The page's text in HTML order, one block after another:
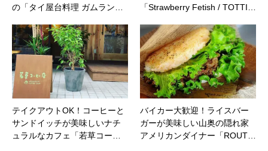
の「タイ屋台料理 ガムラン…
「Strawberry Fetish / TOTTI…
テイクアウトOK！コーヒーと
サンドイッチが美味しいナチ
ュラルなカフェ「若草コー…
バイカー大歓迎！ライスバー
ガーが美味しい山奥の隠れ家
アメリカンダイナー「ROUT…